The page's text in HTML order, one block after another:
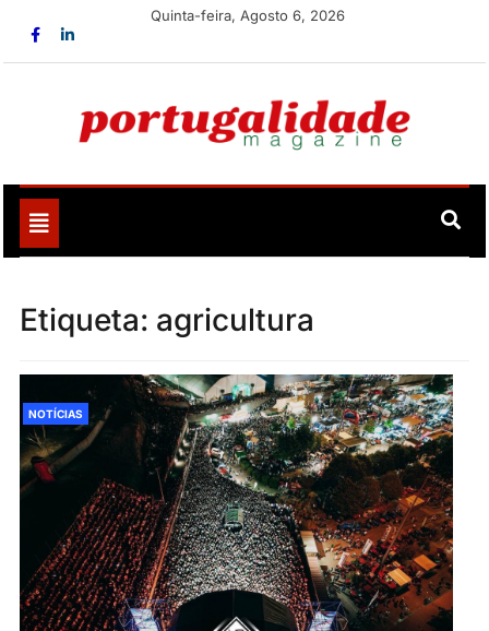
Quinta-feira, Agosto 6, 2026
Portugalidade
Toggle
navigation
Etiqueta: agricultura
NOTÍCIAS